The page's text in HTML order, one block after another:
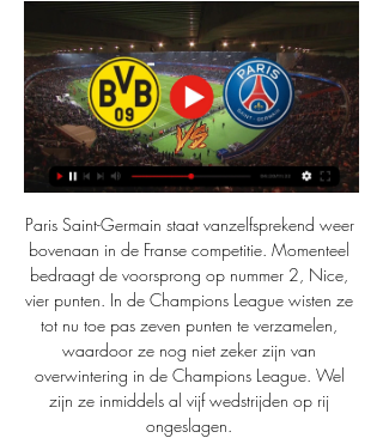
Paris Saint-Germain staat vanzelfsprekend weer
bovenaan in de Franse competitie. Momenteel
bedraagt de voorsprong op nummer 2, Nice,
vier punten. In de Champions League wisten ze
tot nu toe pas zeven punten te verzamelen,
waardoor ze nog niet zeker zijn van
overwintering in de Champions League. Wel
zijn ze inmiddels al vijf wedstrijden op rij
ongeslagen.